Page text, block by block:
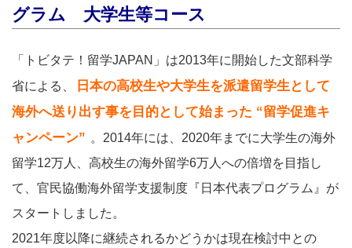
グラム 大学生等コース
「トビタテ！留学JAPAN」は2013年に開始した文部科学
省による、
日本の高校生や大学生を派遣留学生として
海外へ送り出す事を目的として始まった “留学促進キ
ャンペーン” 。2014年には、2020年までに大学生の海外
留学12万人、高校生の海外留学6万人への倍増を目指し
て、官民協働海外留学支援制度『日本代表プログラム』が
スタートしました。
2021年度以降に継続されるかどうかは現在検討中との